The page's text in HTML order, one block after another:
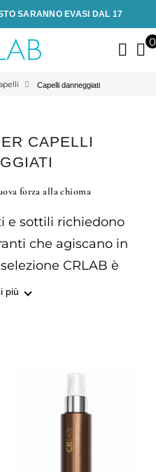
SARANNO EVASI DAL 17
Capelli danneggiati
CAPELLI
forza alla chioma
e sottili richiedono
che agiscano in
CRLAB è
la fibra capillare,
danneggiati
più